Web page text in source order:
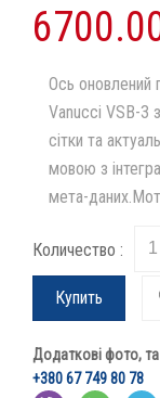
Ось оновлений
Vanucci VSB-3
сітки та
мовою з
мета-
Количество :
Купить
Додаткові фото, та
+380 67 749 80 78